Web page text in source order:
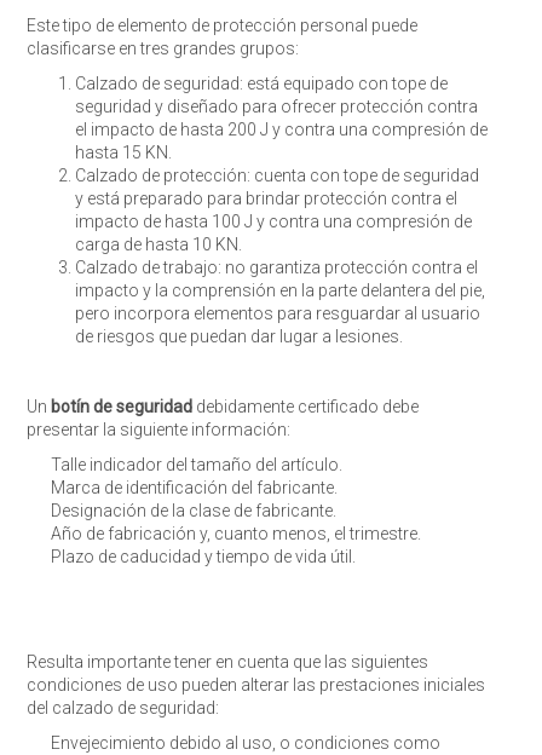
Este tipo de elemento de protección personal puede
clasificarse en tres grandes grupos:
Calzado de seguridad: está equipado con tope de
seguridad y diseñado para ofrecer protección contra
el impacto de hasta 200 J y contra una compresión de
hasta 15 KN.
Calzado de protección: cuenta con tope de seguridad
y está preparado para brindar protección contra el
impacto de hasta 100 J y contra una compresión de
carga de hasta 10 KN.
Calzado de trabajo: no garantiza protección contra el
impacto y la comprensión en la parte delantera del pie,
pero incorpora elementos para resguardar al usuario
de riesgos que puedan dar lugar a lesiones.
Un botín de seguridad debidamente certificado debe
presentar la siguiente información:
Talle indicador del tamaño del artículo.
Marca de identificación del fabricante.
Designación de la clase de fabricante.
Año de fabricación y, cuanto menos, el trimestre.
Plazo de caducidad y tiempo de vida útil.
Resulta importante tener en cuenta que las siguientes
condiciones de uso pueden alterar las prestaciones iniciales
del calzado de seguridad:
Envejecimiento debido al uso, o condiciones como